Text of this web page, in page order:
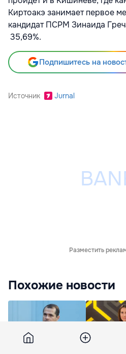
Киртоакэ занимает первое
кандидат ПСРМ Зинаида
35,69%.
Подпишитесь на
Источник Jurnal
Разместить
Похожие новости